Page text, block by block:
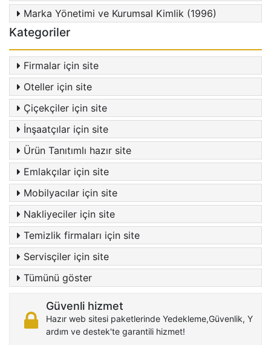
Marka Yönetimi ve Kurumsal Kimlik (1996)
Kategoriler
Firmalar için site
Oteller için site
Çiçekçiler için site
İnşaatçılar için site
Ürün Tanıtımlı hazır site
Emlakçılar için site
Mobilyacılar için site
Nakliyeciler için site
Temizlik firmaları için site
Servisçiler için site
Tümünü göster
Güvenli hizmet
Hazır web sitesi paketlerinde Yedekleme,Güvenlik, Y
ardım ve destek'te garantili hizmet!